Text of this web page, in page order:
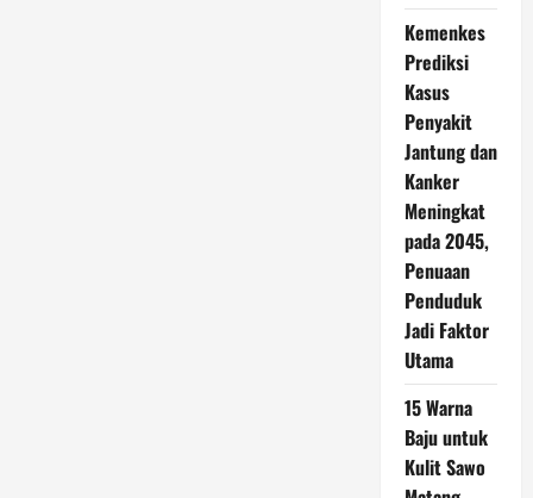
Kemenkes
Prediksi
Kasus
Penyakit
Jantung dan
Kanker
Meningkat
pada 2045,
Penuaan
Penduduk
Jadi Faktor
Utama
15 Warna
Baju untuk
Kulit Sawo